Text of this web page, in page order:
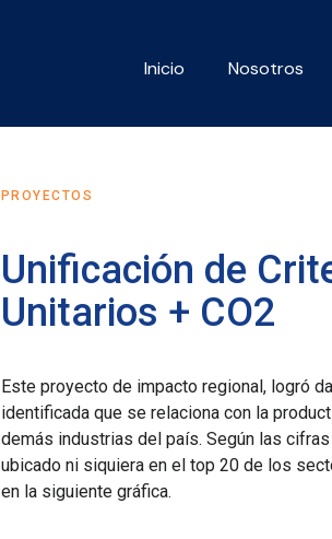
Inicio Nosotros
PROYECTOS
Unificación de
Unitarios + CO2
Este proyecto de impacto regional, logró
identificada que se relaciona con la
demás industrias del país. Según las
ubicado ni siquiera en el top 20 de los
en la siguiente gráfica.